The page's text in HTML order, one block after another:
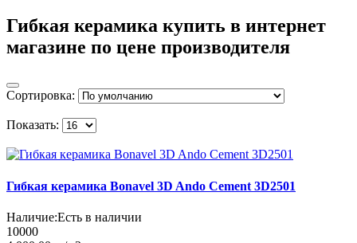
Гибкая керамика купить в интернет
магазине по цене производителя
Сортировка:
Показать:
Гибкая керамика Bonavel 3D Ando Cement 3D2501
Наличие:Есть в наличии
10000